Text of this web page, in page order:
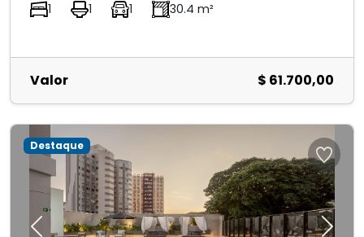
1 1 1 30.4 m²
Valor $ 61.700,00
Destaque